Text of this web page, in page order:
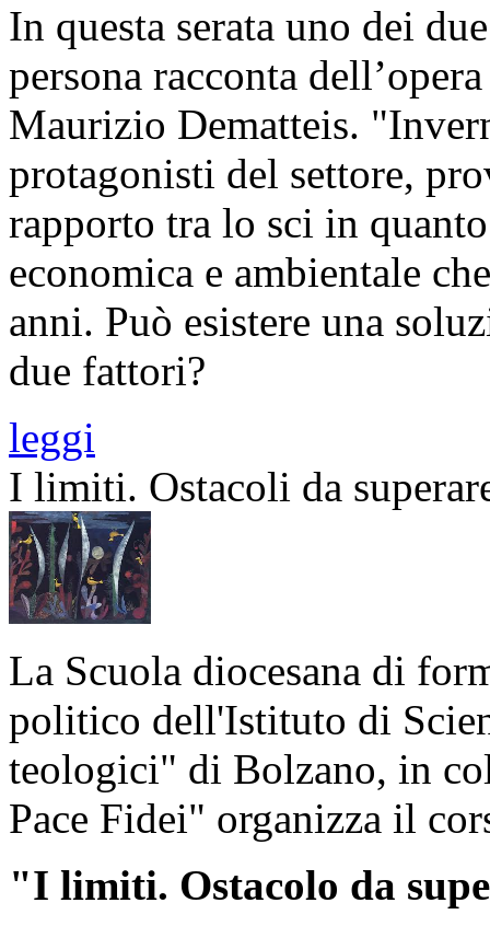
In questa serata uno dei
persona racconta
Maurizio Dematteis.
protagonisti del settore,
rapporto tra lo sci in
economica e ambientale
anni. Può esistere una
due fattori?
leggi
I limiti. Ostacoli da
La Scuola diocesana di
politico dell'Istituto di
teologici" di Bolzano, in
Pace Fidei" organizza il
"I limiti. Ostacolo da